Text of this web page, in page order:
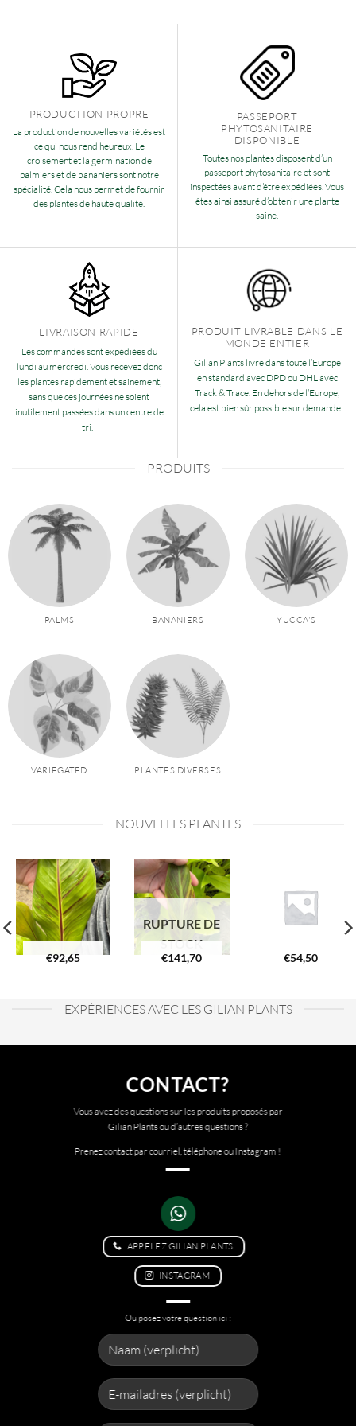
PRODUCTION PROPRE
La production de nouvelles variétés est
ce qui nous rend heureux. Le
croisement et la germination de
palmiers et de bananiers sont notre
spécialité. Cela nous permet de fournir
des plantes de haute qualité.
PASSEPORT
PHYTOSANITAIRE
DISPONIBLE
Toutes nos plantes disposent d’un
passeport phytosanitaire et sont
inspectées avant d’être expédiées. Vous
êtes ainsi assuré d’obtenir une plante
saine.
LIVRAISON RAPIDE
Les commandes sont expédiées du
lundi au mercredi. Vous recevez donc
les plantes rapidement et sainement,
sans que ces journées ne soient
inutilement passées dans un centre de
tri.
PRODUIT LIVRABLE DANS LE
MONDE ENTIER
Gilian Plants livre dans toute l’Europe
en standard avec DPD ou DHL avec
Track & Trace. En dehors de l’Europe,
cela est bien sûr possible sur demande.
PRODUITS
PALMS BANANIERS YUCCA'S
VARIEGATED PLANTES DIVERSES
NOUVELLES PLANTES
€92,65
RUPTURE DE
STOCK
€141,70 €54,50
EXPÉRIENCES AVEC LES GILIAN PLANTS
CONTACT?
Vous avez des questions sur les produits proposés par
Gilian Plants ou d’autres questions ?
Prenez contact par courriel, téléphone ou Instagram !
APPELEZ GILIAN PLANTS
INSTAGRAM
Ou posez votre question ici :